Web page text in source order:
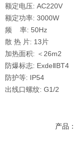
额定电压: AC220V
额定功率: 3000W
频 率: 50Hz
散 热 片: 13片
加热面积: ＜26m2
防爆标志: ExdeⅡBT4
防护等: IP54
出线口螺纹: G1/2
产品：